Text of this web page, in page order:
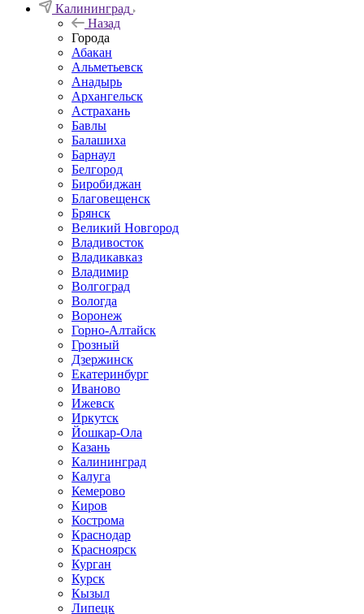
Калининград
Назад
Города
Абакан
Альметьевск
Анадырь
Архангельск
Астрахань
Бавлы
Балашиха
Барнаул
Белгород
Биробиджан
Благовещенск
Брянск
Великий Новгород
Владивосток
Владикавказ
Владимир
Волгоград
Вологда
Воронеж
Горно-Алтайск
Грозный
Дзержинск
Екатеринбург
Иваново
Ижевск
Иркутск
Йошкар-Ола
Казань
Калининград
Калуга
Кемерово
Киров
Кострома
Краснодар
Красноярск
Курган
Курск
Кызыл
Липецк